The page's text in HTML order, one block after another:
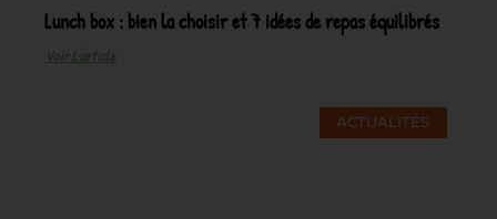
Lunch box : bien la choisir et 7 idées de repas équilibrés
Voir L'article
ACTUALITÉS